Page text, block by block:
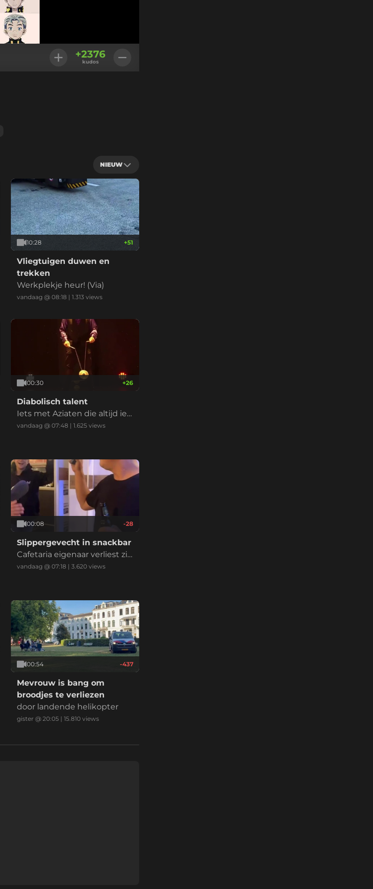
+2376
kudos
NIEUW
10:28 +51
Vliegtuigen duwen en
trekken
Werkplekje heur! (Via)
vandaag @ 08:18 |1.313 views
00:30 +26
Diabolisch talent
Iets met Aziaten die altijd iet
s beter kunnen
vandaag @ 07:48 |1.625 views
00:08 -28
Slippergevecht in snackbar
Cafetaria eigenaar verliest zij
n bril
vandaag @ 07:18 |3.620 views
00:54 -437
Mevrouw is bang om
broodjes te verliezen
door landende helikopter
gister @ 20:05 |15.810 views